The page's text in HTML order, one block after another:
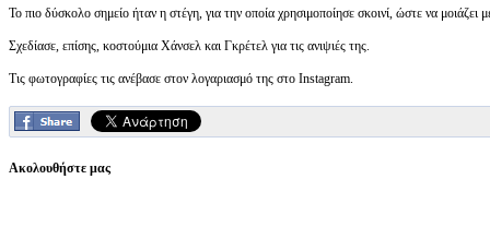
Το πιο δύσκολο σημείο ήταν η στέγη, για την οποία χρησιμοποίησε σκοινί, ώστε να
Σχεδίασε, επίσης, κοστούμια Χάνσελ και Γκρέτελ για τις ανιψιές της.
Τις φωτογραφίες τις ανέβασε στον λογαριασμό της στο Instagram.
Ακολουθήστε μας